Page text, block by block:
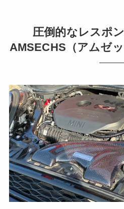
圧倒的なレスポ
AMSECHS（アムゼ